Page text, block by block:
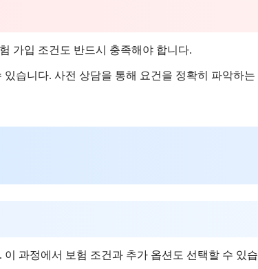
가입 조건도 반드시 충족해야 합니다.
습니다. 사전 상담을 통해 요건을 정확히 파악하는
과정에서 보험 조건과 추가 옵션도 선택할 수 있